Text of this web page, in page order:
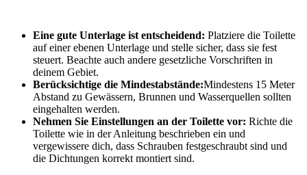
Eine gute Unterlage ist entscheidend: Platziere die Toilette
auf einer ebenen Unterlage und stelle sicher, dass sie fest
steuert. Beachte auch andere gesetzliche Vorschriften in
deinem Gebiet.
Berücksichtige die Mindestabstände:Mindestens 15 Meter
Abstand zu Gewässern, Brunnen und Wasserquellen sollten
eingehalten werden.
Nehmen Sie Einstellungen an der Toilette vor: Richte die
Toilette wie in der Anleitung beschrieben ein und
vergewissere dich, dass Schrauben festgeschraubt sind und
die Dichtungen korrekt montiert sind.